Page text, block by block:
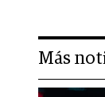
Más